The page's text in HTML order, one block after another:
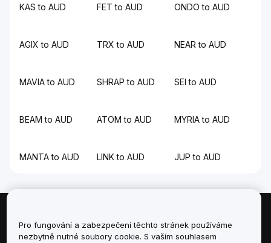
KAS to AUD FET to AUD ONDO to AUD
AGIX to AUD TRX to AUD NEAR to AUD
MAVIA to AUD SHRAP to AUD SEI to AUD
BEAM to AUD ATOM to AUD MYRIA to AUD
MANTA to AUD LINK to AUD JUP to AUD
Informace
Pro fungování a zabezpečení těchto stránek používáme
nezbytně nutné soubory cookie. S vaším souhlasem